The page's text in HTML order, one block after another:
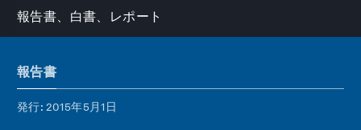
報告書、白書、レポート
報告書
発行: 2015年5月1日